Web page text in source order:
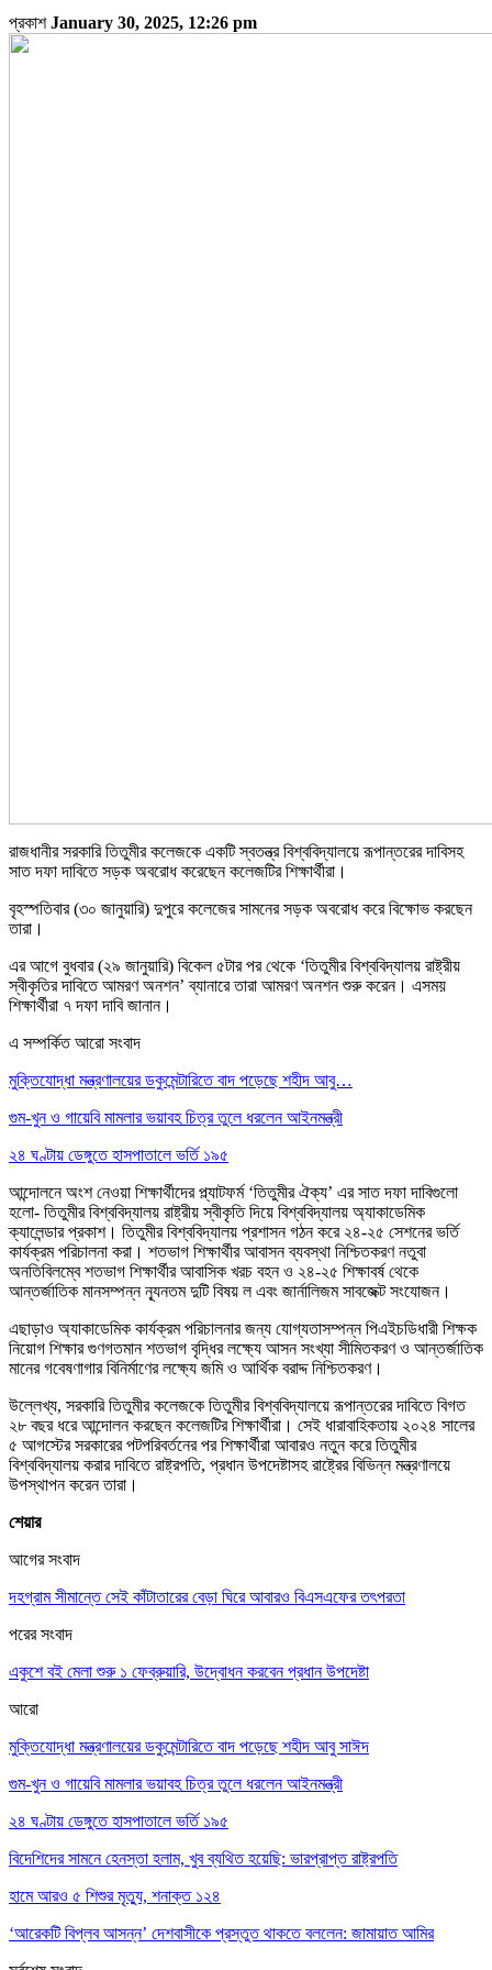
প্রকাশJanuary 30, 2025, 12:26 pm
রাজধানীর সরকারি তিতুমীর কলেজকে একটি স্বতন্ত্র বিশ্ববিদ্যালয়ে রূপান্তরের দাবিসহ
সাত দফা দাবিতে সড়ক অবরোধ করেছেন কলেজটির শিক্ষার্থীরা।
বৃহস্পতিবার (৩০ জানুয়ারি) দুপুরে কলেজের সামনের সড়ক অবরোধ করে বিক্ষোভ করছেন
তারা।
এর আগে বুধবার (২৯ জানুয়ারি) বিকেল ৫টার পর থেকে ‘তিতুমীর বিশ্ববিদ্যালয় রাষ্ট্রীয়
স্বীকৃতির দাবিতে আমরণ অনশন’ ব্যানারে তারা আমরণ অনশন শুরু করেন। এসময়
শিক্ষার্থীরা ৭ দফা দাবি জানান।
এ সম্পর্কিত আরো সংবাদ
মুক্তিযোদ্ধা মন্ত্রণালয়ের ডকুমেন্টারিতে বাদ পড়েছে শহীদ আবু…
গুম-খুন ও গায়েবি মামলার ভয়াবহ চিত্র তুলে ধরলেন আইনমন্ত্রী
২৪ ঘণ্টায় ডেঙ্গুতে হাসপাতালে ভর্তি ১৯৫
আন্দোলনে অংশ নেওয়া শিক্ষার্থীদের প্ল্যাটফর্ম ‘তিতুমীর ঐক্য’ এর সাত দফা দাবিগুলো
হলো- তিতুমীর বিশ্ববিদ্যালয় রাষ্ট্রীয় স্বীকৃতি দিয়ে বিশ্ববিদ্যালয় অ্যাকাডেমিক
ক্যালেন্ডার প্রকাশ। তিতুমীর বিশ্ববিদ্যালয় প্রশাসন গঠন করে ২৪-২৫ সেশনের ভর্তি
কার্যক্রম পরিচালনা করা। শতভাগ শিক্ষার্থীর আবাসন ব্যবস্থা নিশ্চিতকরণ নতুবা
অনতিবিলম্বে শতভাগ শিক্ষার্থীর আবাসিক খরচ বহন ও ২৪-২৫ শিক্ষাবর্ষ থেকে
আন্তর্জাতিক মানসম্পন্ন ন্যূনতম দুটি বিষয় ল এবং জার্নালিজম সাবজেক্ট সংযোজন।
এছাড়াও অ্যাকাডেমিক কার্যক্রম পরিচালনার জন্য যোগ্যতাসম্পন্ন পিএইচডিধারী শিক্ষক
নিয়োগ শিক্ষার গুণগতমান শতভাগ বৃদ্ধির লক্ষ্যে আসন সংখ্যা সীমিতকরণ ও আন্তর্জাতিক
মানের গবেষণাগার বিনির্মাণের লক্ষ্যে জমি ও আর্থিক বরাদ্দ নিশ্চিতকরণ।
উল্লেখ্য, সরকারি তিতুমীর কলেজকে তিতুমীর বিশ্ববিদ্যালয়ে রূপান্তরের দাবিতে বিগত
২৮ বছর ধরে আন্দোলন করছেন কলেজটির শিক্ষার্থীরা। সেই ধারাবাহিকতায় ২০২৪ সালের
৫ আগস্টের সরকারের পটপরিবর্তনের পর শিক্ষার্থীরা আবারও নতুন করে তিতুমীর
বিশ্ববিদ্যালয় করার দাবিতে রাষ্ট্রপতি, প্রধান উপদেষ্টাসহ রাষ্ট্রের বিভিন্ন মন্ত্রণালয়ে
উপস্থাপন করেন তারা।
শেয়ার
আগের সংবাদ
দহগ্রাম সীমান্তে সেই কাঁটাতারের বেড়া ঘিরে আবারও বিএসএফের তৎপরতা
পরের সংবাদ
একুশে বই মেলা শুরু ১ ফেব্রুয়ারি, উদ্বোধন করবেন প্রধান উপদেষ্টা
আরো
মুক্তিযোদ্ধা মন্ত্রণালয়ের ডকুমেন্টারিতে বাদ পড়েছে শহীদ আবু সাঈদ
গুম-খুন ও গায়েবি মামলার ভয়াবহ চিত্র তুলে ধরলেন আইনমন্ত্রী
২৪ ঘণ্টায় ডেঙ্গুতে হাসপাতালে ভর্তি ১৯৫
বিদেশিদের সামনে হেনস্তা হলাম, খুব ব্যথিত হয়েছি: ভারপ্রাপ্ত রাষ্ট্রপতি
হামে আরও ৫ শিশুর মৃত্যু, শনাক্ত ১২৪
‘আরেকটি বিপ্লব আসন্ন’ দেশবাসীকে প্রস্তুত থাকতে বললেন: জামায়াত আমির